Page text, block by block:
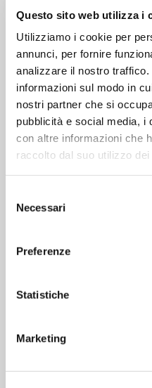
Questo sito web utilizza i
Utilizziamo i cookie per
annunci, per fornire
analizzare il nostro
informazioni sul modo in
nostri partner che si
pubblicità e social media, i
con altre informazioni che
raccolto dal suo utilizzo
delNecessari
Preferenze
Statistiche
Marketing
Merkmale
Budget:
Plus
Wannenfarbe:
Farben Wanne: Wenge ,
, Oak-Concrete , Oxid ,
Grey , Warm Brown , Steel
Abmessungen
750 cm
Stellen Sie sich eine 360°-
Ihnen Momente höchster
Gestalt, in der sich Farben, Luxus